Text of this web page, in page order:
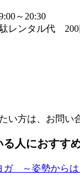
～20:30
レンタル代
い方は、お問い
る人におすす